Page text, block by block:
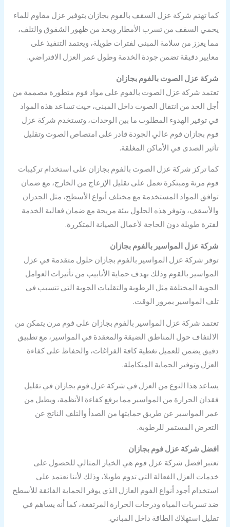
كما تهتم شركة عزل السقف بالفوم بجازان بتوفير عزل مقاوم للماء
يحمي السقف من تسرب الأمطار ويحد من ظهور الشقوق والتلف،
مما يعزز من سلامة المبنى لفترات طويلة، ويعتمد التنفيذ على
معايير دقيقة تضمن جودة الخدمة وطول عمر العزل الافتراضي.
شركة عزل الصوت بالفوم بجازان
تعتمد شركة عزل الصوت بالفوم على مواد فوم متطورة مصممة من
أجل الحد من انتقال الصوت داخل المبنى، حيث تساعد هذه المواد
في توفير الهدوء المطلوب ما بين الوحدات، وتستخدم شركة عزل
فوم بجازان فوم عالي الجودة قادر على امتصاص الصوت وتقليل
تأثير الصدى في الأماكن المغلقة.
كما تركز شركة عزل الصوت بالفوم بجازان على استخدام تركيبات
فوم مرنة ومبتكرة تعمل على تقليل الإزعاج من الخارج، مع ضمان
توافق المواد المستخدمة مع مختلف أنواع الأسطح، مثل الجدران
والأسقف، وتوفر هذه الحلول بيئة مريحة مع ضمان فعالية الخدمة
لفترة طويلة دون الحاجة لأعمال الصيانة المتكررة.
شركة عزل المواسير بالفوم بجازان
توفر شركة عزل المواسير بالفوم بجازان حلول متقدمة في عزل
المواسير بالقوم وذلك بهدف حماية الأنابيب من تأثيرات العوامل
الجوية المختلفة مثل الرطوبة والتقلبات الجوية التي تتسبب في
تلف المواسير بمرور الوقت.
تعتمد شركة عزل المواسير بالفوم بجازان على فوم مرن يتمكن من
الالتفاف حول المناطق الضيقة والمعقدة في المواسير، مع تطبيق
دقيق يضمن للعميل تغطية كافة الفراغات، والحفاظ على كفاءة
العزل وتوفير الحماية المتكاملة.
يساعد هذا النوع من العزل في شركة عزل فوم بجازان في تقليل
فقدان الحرارة من المواسير مما يرفع كفاءة الأنظمة، ويطيل من
عمر المواسير عن طريق حمايتها من الصدأ والتلف الناتج عن
التعرض المستمر للرطوبة.
افضل شركة عزل فوم بجازان
تعتبر افضل شركة عزل فوم هي الخيار المثالي للحصول على
خدمات العزل الفعالة التي تدوم طويلا، وذلك لأننا نعتمد على
استخدام أجود أنواع الفوم العازل الذي يوفر الحماية الفائقة للأسطح
ضد تسربات المياه ودرجات الحرارة المرتفعة، كما أنه يساهم في
تقليل استهلاك الطاقة داخل المباني.